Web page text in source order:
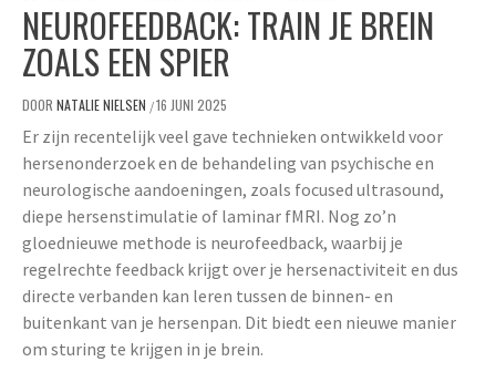
NEUROFEEDBACK: TRAIN JE BREIN
ZOALS EEN SPIER
DOOR NATALIE NIELSEN /16 JUNI 2025
Er zijn recentelijk veel gave technieken ontwikkeld voor
hersenonderzoek en de behandeling van psychische en
neurologische aandoeningen, zoals focused ultrasound,
diepe hersenstimulatie of laminar fMRI. Nog zo’n
gloednieuwe methode is neurofeedback, waarbij je
regelrechte feedback krijgt over je hersenactiviteit en dus
directe verbanden kan leren tussen de binnen- en
buitenkant van je hersenpan. Dit biedt een nieuwe manier
om sturing te krijgen in je brein.